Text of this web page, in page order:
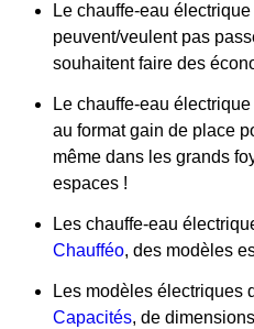
Le chauffe-eau électrique
peuvent/veulent pas
souhaitent faire des
Le chauffe-eau électrique
au format gain de place
même dans les grands
espaces !
Les chauffe-eau
Chaufféo, des modèles
Les modèles électriques
Capacités, de